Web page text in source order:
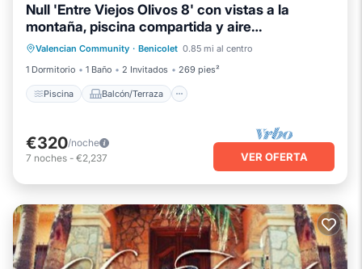
Null 'Entre Viejos Olivos 8' con vistas a la
montaña, piscina compartida y aire
acondicionado
Valencian Community · Benicolet 0.85 mi al centro
1 Dormitorio
1 Baño 2 Invitados 269 pies²
Piscina Balcón/Terraza
Piscina Balcón/Terraza
Cocina
Aire acondicionado
€320/noche
7 noches - €2,237 VER OFERTA